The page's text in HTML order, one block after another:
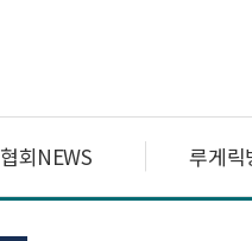
협회NEWS 루게릭